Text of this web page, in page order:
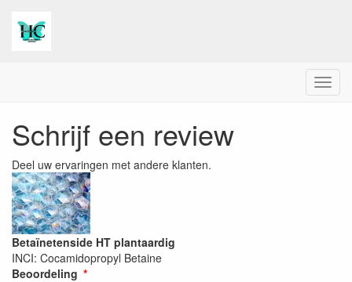
Menu
Schrijf een review
Deel uw ervaringen met andere klanten.
Betaïnetenside HT plantaardig
INCI: Cocamidopropyl Betaine
Beoordeling